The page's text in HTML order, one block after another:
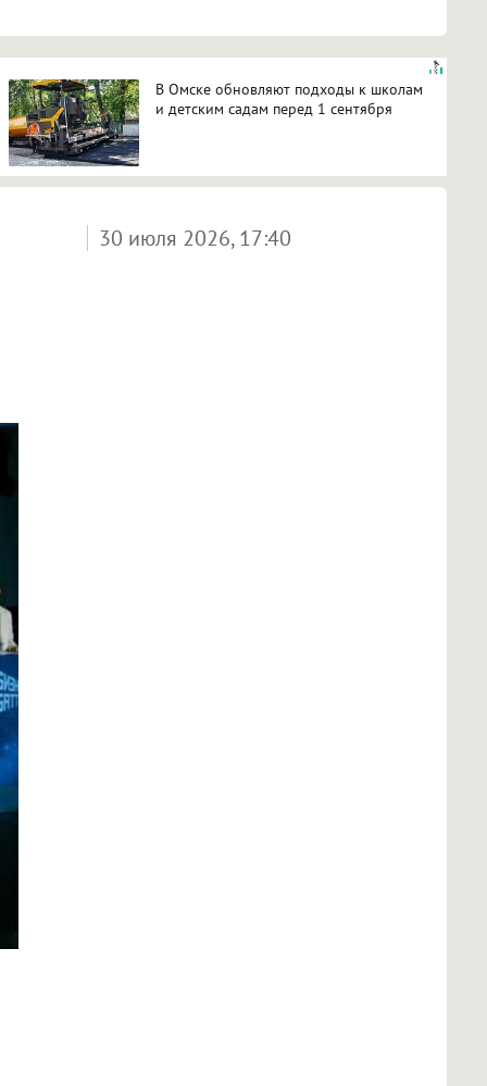
В Омске обновляют подходы к школам
и детским садам перед 1 сентября
30 июля 2026, 17:40